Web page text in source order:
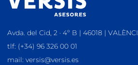
Avda. del Cid, 2 · 4º B | 46018 |
tlf: (+34) 96 326 00 01
mail: versis@versis.es